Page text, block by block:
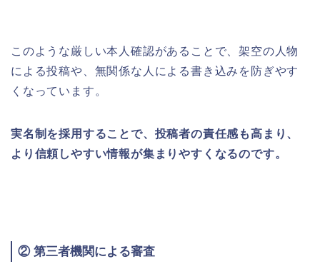
このような厳しい本人確認があることで、架空の人物
による投稿や、無関係な人による書き込みを防ぎやす
くなっています。
実名制を採用することで、投稿者の責任感も高まり、
より信頼しやすい情報が集まりやすくなるのです。
② 第三者機関による審査